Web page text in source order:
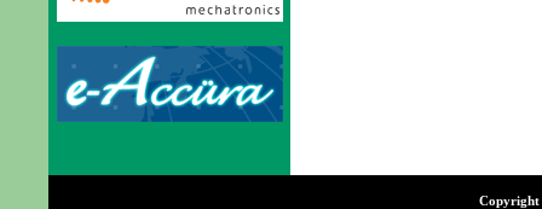
Copyright